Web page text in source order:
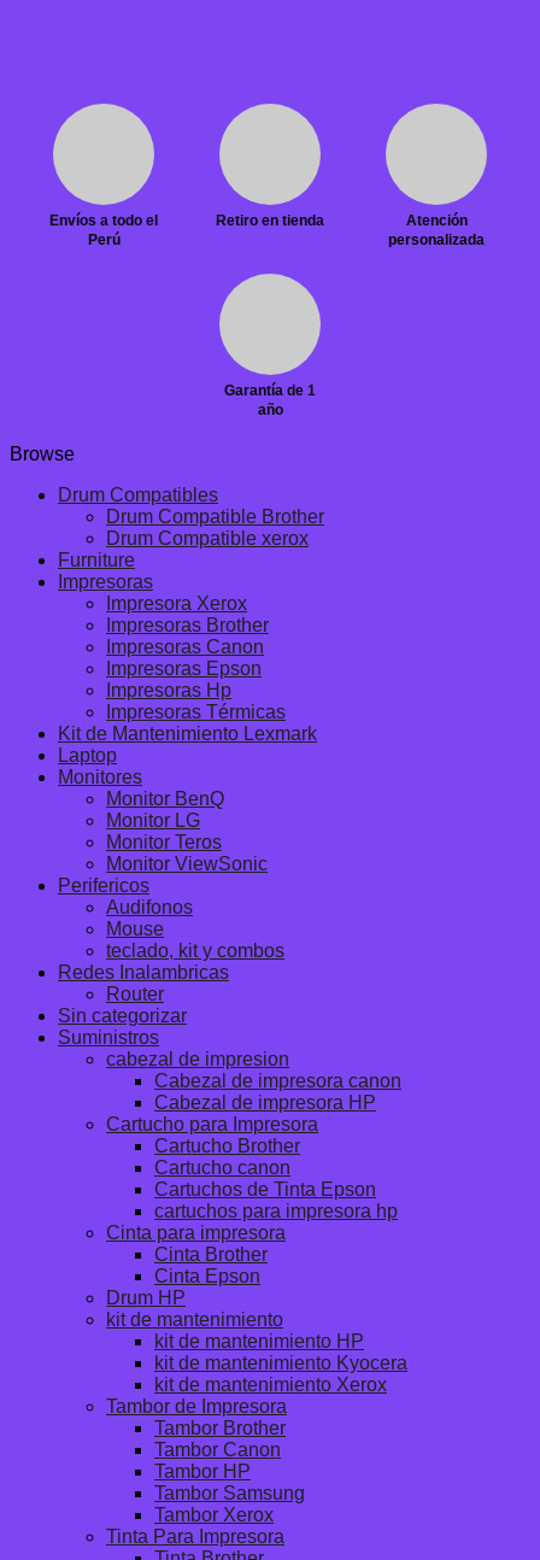
Envíos a todo el
Perú
Retiro en tienda
Atención
personalizada
Garantía de 1
año
Browse
Drum Compatibles
Drum Compatible Brother
Drum Compatible xerox
Furniture
Impresoras
Impresora Xerox
Impresoras Brother
Impresoras Canon
Impresoras Epson
Impresoras Hp
Impresoras Térmicas
Kit de Mantenimiento Lexmark
Laptop
Monitores
Monitor BenQ
Monitor LG
Monitor Teros
Monitor ViewSonic
Perifericos
Audifonos
Mouse
teclado, kit y combos
Redes Inalambricas
Router
Sin categorizar
Suministros
cabezal de impresion
Cabezal de impresora canon
Cabezal de impresora HP
Cartucho para Impresora
Cartucho Brother
Cartucho canon
Cartuchos de Tinta Epson
cartuchos para impresora hp
Cinta para impresora
Cinta Brother
Cinta Epson
Drum HP
kit de mantenimiento
kit de mantenimiento HP
kit de mantenimiento Kyocera
kit de mantenimiento Xerox
Tambor de Impresora
Tambor Brother
Tambor Canon
Tambor HP
Tambor Samsung
Tambor Xerox
Tinta Para Impresora